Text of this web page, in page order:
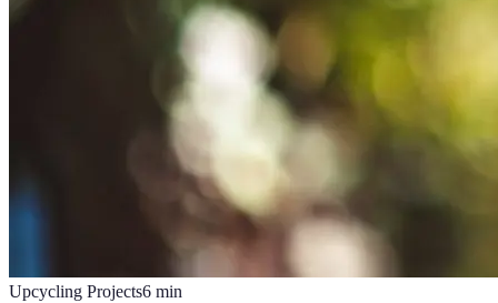
Upcycling Projects6 min